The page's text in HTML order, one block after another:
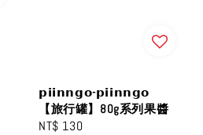
𝗽𝗶𝗶𝗻𝗻𝗴𝗼-𝗽𝗶𝗶𝗻𝗻𝗴𝗼
【旅行罐】80g系列果醬
Regular
NT$ 130